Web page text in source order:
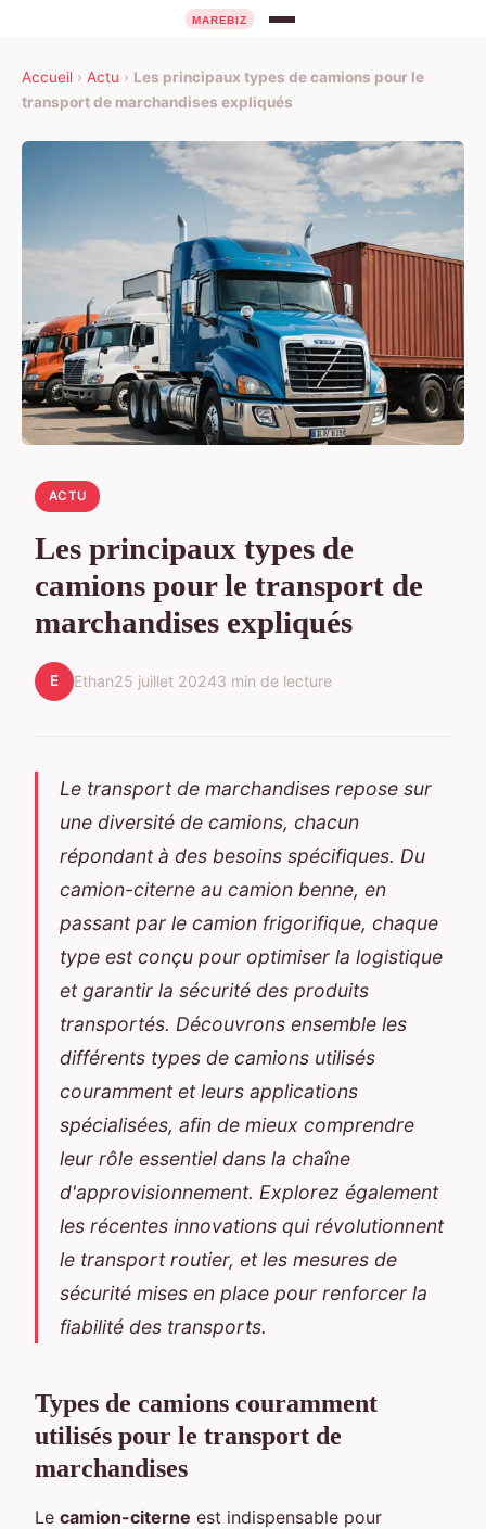
Accueil › Actu › Les principaux types de camions pour le
transport de marchandises expliqués
ACTU
Les principaux types de
camions pour le transport de
marchandises expliqués
E Ethan25 juillet 20243 min de lecture
Le transport de marchandises repose sur
une diversité de camions, chacun
répondant à des besoins spécifiques. Du
camion-citerne au camion benne, en
passant par le camion frigorifique, chaque
type est conçu pour optimiser la logistique
et garantir la sécurité des produits
transportés. Découvrons ensemble les
différents types de camions utilisés
couramment et leurs applications
spécialisées, afin de mieux comprendre
leur rôle essentiel dans la chaîne
d'approvisionnement. Explorez également
les récentes innovations qui révolutionnent
le transport routier, et les mesures de
sécurité mises en place pour renforcer la
fiabilité des transports.
Types de camions couramment
utilisés pour le transport de
marchandises
Le camion-citerne est indispensable pour